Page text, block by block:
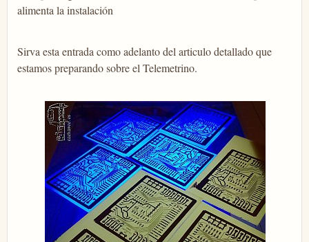
alimenta la instalación
Sirva esta entrada como adelanto del articulo detallado que
estamos preparando sobre el Telemetrino.